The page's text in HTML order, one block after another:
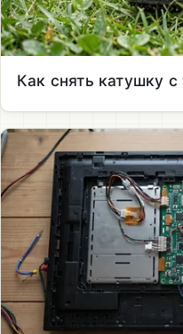
Как снять катушку